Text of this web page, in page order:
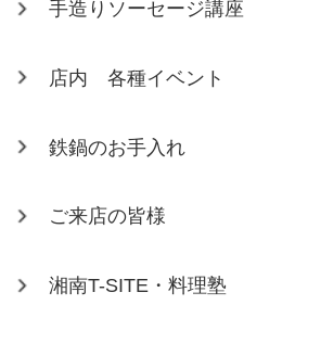
手造りソーセージ講座
店内 各種イベント
鉄鍋のお手入れ
ご来店の皆様
湘南T-SITE・料理塾